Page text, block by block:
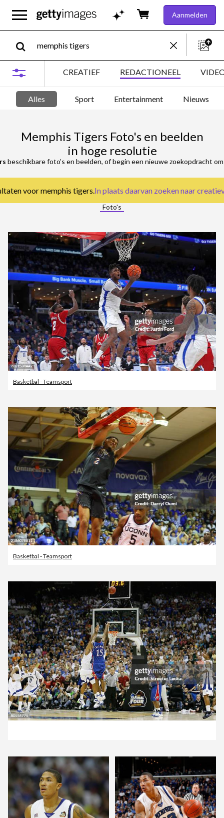
Aanmelden
CREATIEF REDACTIONEEL
Alles Sport Entertainment Nieuws
Memphis Tigers Foto's en beelden
in hoge resolutie
beschikbare foto’s en beelden, of begin een nieuwe zoekopdracht
voor memphis tigers. In plaats daarvan zoeken naar
Foto's
Basketbal - Teamsport
Basketbal - Teamsport